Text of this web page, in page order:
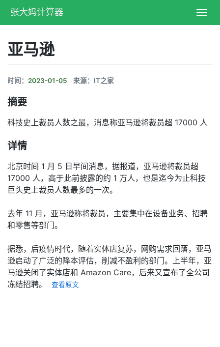
张大妈计算器
亚马逊
时间： 2023-01-05 来源：IT之家
摘要
科技史上裁员人数之最，消息称亚马逊将裁员超 17000 人
详情
北京时间 1 月 5 日早间消息，据报道，亚马逊将裁员超
17000 人，高于此前披露的约 1 万人，也是迄今为止科技
巨头史上裁员人数最多的一次。
去年 11 月，亚马逊称将裁员，主要集中在设备业务、招聘
和零售等部门。
据悉，后疫情时代，随着实体店复苏，网购需求回落，亚马
逊启动了广泛的降本评估，削减不盈利的部门。上半年，亚
马逊关闭了实体店和 Amazon Care，后来又宣布了全公司
冻结招聘。
查看原文